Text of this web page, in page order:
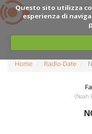
Questo sito utilizza
esperienza di
Home Radio-Date
(Noah